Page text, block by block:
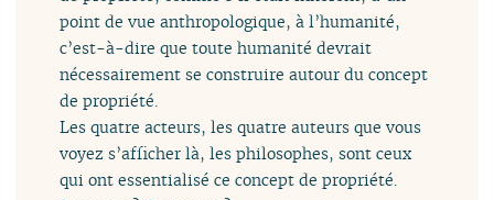
point de vue anthropologique, à l’humanité,
c’est-à-dire que toute humanité devrait
nécessairement se construire autour du concept
de propriété.
Les quatre acteurs, les quatre auteurs que vous
voyez s’afficher là, les philosophes, sont ceux
qui ont essentialisé ce concept de propriété.